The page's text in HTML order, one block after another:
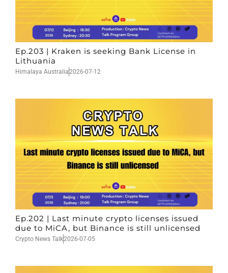
Ep.203 | Kraken is seeking Bank License in
Lithuania
Himalaya Australia2026-07-12
Ep.202 | Last minute crypto licenses issued
due to MiCA, but Binance is still unlicensed
Crypto News Talk2026-07-05